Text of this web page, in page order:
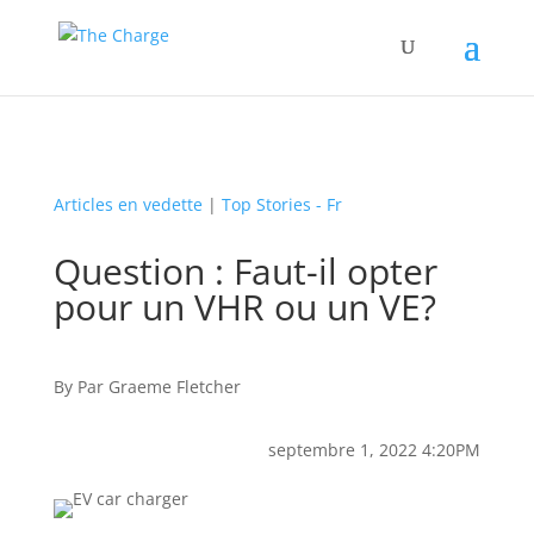
Articles en vedette| Top Stories - Fr
Question : Faut-il opter
pour un VHR ou un VE?
By Par Graeme Fletcher
septembre 1, 2022 4:20PM